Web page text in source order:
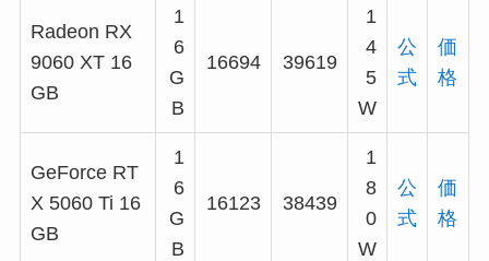
Radeon RX
9060 XT 16
GB
1
6
G
B
16694 39619
1
4
5
W
公
式
価
格
GeForce RT
X 5060 Ti 16
GB
1
6
G
B
16123 38439
1
8
0
W
公
式
価
格